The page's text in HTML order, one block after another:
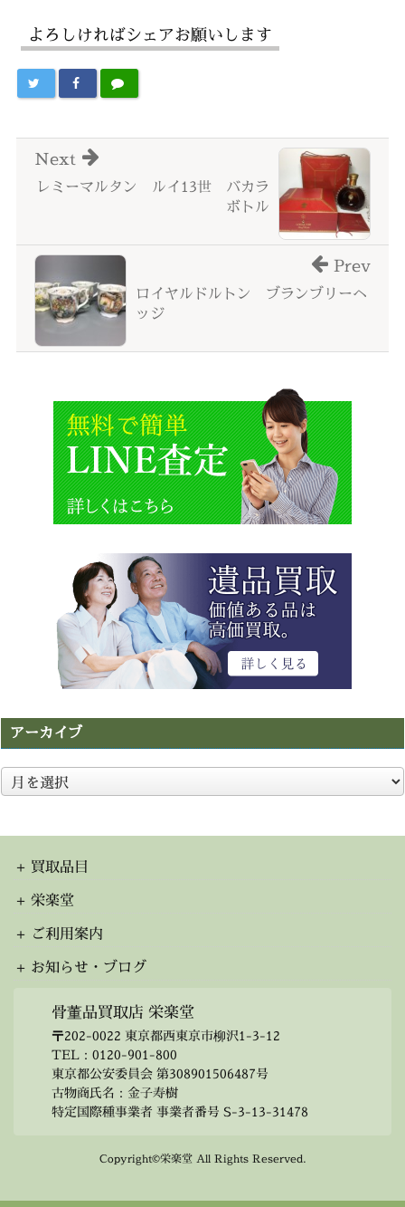
よろしければシェアお願いします
レミーマルタン ルイ13世 バカラ
ボトル
Next
ロイヤルドルトン ブランブリーヘ
ッジ
Prev
アーカイブ
ア
ー
イ
買取品目
栄楽堂
ご利用案内
お知らせ・ブログ
骨董品買取店 栄楽堂
〒202-0022 東京都西東京市柳沢1-3-12
TEL： 0120-901-800
東京都公安委員会 第308901506487号
古物商氏名：金子寿樹
特定国際種事業者 事業者番号 S-3-13-31478
Copyright©栄楽堂 All Rights Reserved.